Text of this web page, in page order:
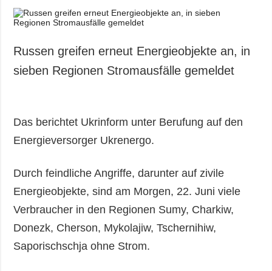
Russen greifen erneut Energieobjekte an, in
sieben Regionen Stromausfälle gemeldet
Das berichtet Ukrinform unter Berufung auf den
Energieversorger Ukrenergo.
Durch feindliche Angriffe, darunter auf zivile
Energieobjekte, sind am Morgen, 22. Juni viele
Verbraucher in den Regionen Sumy, Charkiw,
Donezk, Cherson, Mykolajiw, Tschernihiw,
Saporischschja ohne Strom.